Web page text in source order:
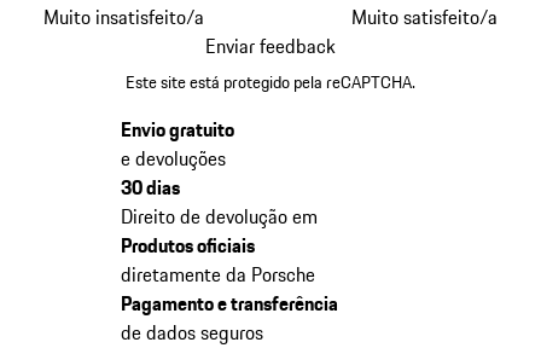
Muito insatisfeito/a
Muito satisfeito/a
Enviar feedback
Este site está protegido pela reCAPTCHA.
Envio gratuito
e devoluções
30 dias
Direito de devolução em
Produtos oficiais
diretamente da Porsche
Pagamento e transferência
de dados seguros